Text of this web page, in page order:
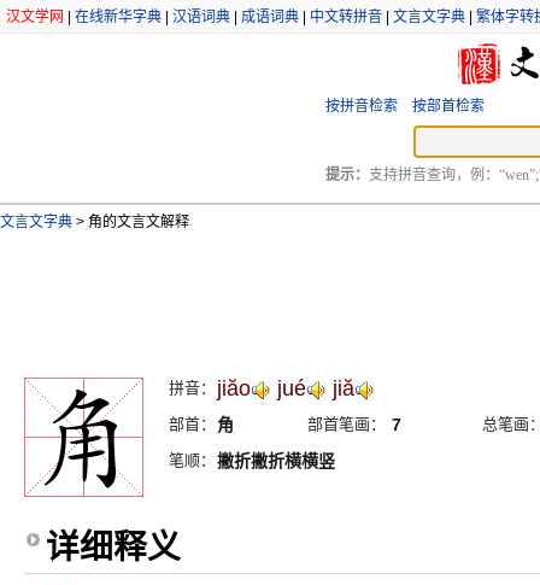
汉文学网 在线新华字典 汉语词典 成语词典 中文转拼音 文言文字典 繁体字转
按拼音检索 按部首检索
提示： 支持拼音查询，例：
文言文字典 > 角的文言文解释
拼音： jiăo jué jiă
部首： 角 部首笔画： 7
总笔画
笔顺： 撇折撇折横横竖
详细释义